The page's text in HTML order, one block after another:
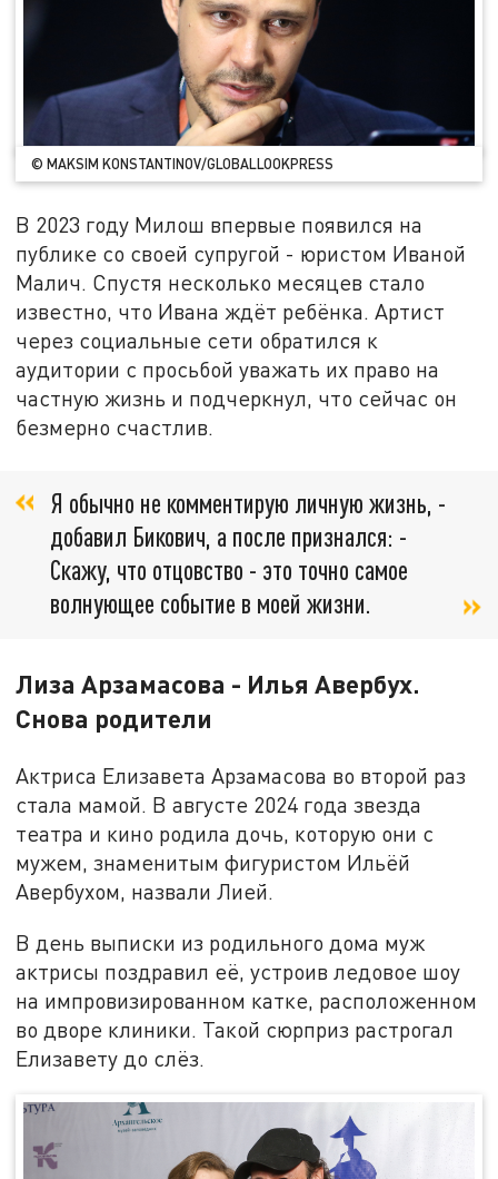
© MAKSIM KONSTANTINOV/GLOBALLOOKPRESS
В 2023 году Милош впервые появился на
публике со своей супругой - юристом Иваной
Малич. Спустя несколько месяцев стало
известно, что Ивана ждёт ребёнка. Артист
через социальные сети обратился к
аудитории с просьбой уважать их право на
частную жизнь и подчеркнул, что сейчас он
безмерно счастлив.
Я обычно не комментирую личную жизнь, -
добавил Бикович, а после признался: -
Скажу, что отцовство - это точно самое
волнующее событие в моей жизни.
Лиза Арзамасова - Илья Авербух.
Снова родители
Актриса Елизавета Арзамасова во второй раз
стала мамой. В августе 2024 года звезда
театра и кино родила дочь, которую они с
мужем, знаменитым фигуристом Ильёй
Авербухом, назвали Лией.
В день выписки из родильного дома муж
актрисы поздравил её, устроив ледовое шоу
на импровизированном катке, расположенном
во дворе клиники. Такой сюрприз растрогал
Елизавету до слёз.